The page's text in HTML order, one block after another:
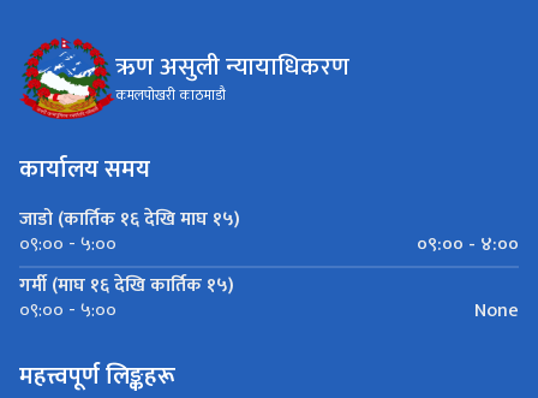
ऋण असुली न्यायाधिकरण
कमलपोखरी काठमाडौ
कार्यालय समय
जाडो (कार्तिक १६ देखि माघ १५)
०९:०० - ५:००
०९:०० - ४:००
गर्मी (माघ १६ देखि कार्तिक १५)
०९:०० - ५:०० None
महत्त्वपूर्ण लिङ्कहरू